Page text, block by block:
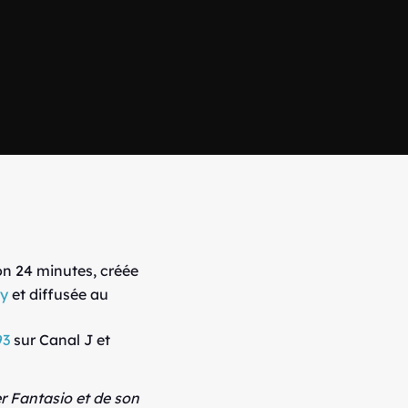
24 minutes, créée
et diffusée au
sur Canal J et
Fantasio et de son